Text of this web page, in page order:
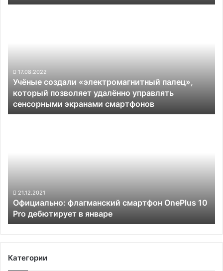
управлять
сенсорными
экранами
смартфонов
17.08.2022
Учёные создали «электромагнитный палец»,
который позволяет удалённо управлять
сенсорными экранами смартфонов
январе
21.12.2021
Официально: флагманский смартфон OnePlus 10
Pro дебютирует в январе
Категории